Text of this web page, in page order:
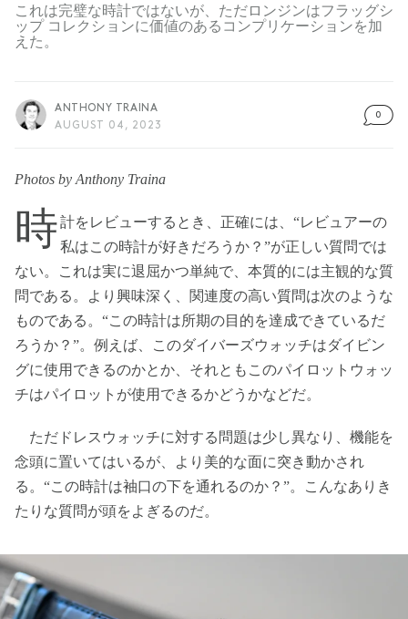
これは完璧な時計ではないが、ただロンジンはフラッグシ
ップ コレクションに価値のあるコンプリケーションを加
えた。
ANTHONY TRAINA
AUGUST 04, 2023
0
Photos by Anthony Traina
時計をレビューするとき、正確には、“レビュアーの
私はこの時計が好きだろうか？”が正しい質問では
ない。これは実に退屈かつ単純で、本質的には主観的な質
問である。より興味深く、関連度の高い質問は次のような
ものである。“この時計は所期の目的を達成できているだ
ろうか？”。例えば、このダイバーズウォッチはダイビン
グに使用できるのかとか、それともこのパイロットウォッ
チはパイロットが使用できるかどうかなどだ。
ただドレスウォッチに対する問題は少し異なり、機能を
念頭に置いてはいるが、より美的な面に突き動かされ
る。“この時計は袖口の下を通れるのか？”。こんなありき
たりな質問が頭をよぎるのだ。